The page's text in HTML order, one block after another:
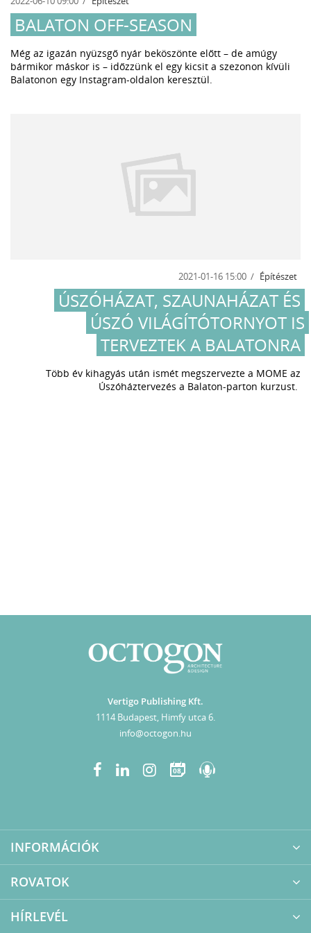
BALATON OFF-SEASON
Még az igazán nyüzsgő nyár beköszönte előtt – de amúgy
bármikor máskor is – időzzünk el egy kicsit a szezonon kívüli
Balatonon egy Instagram-oldalon keresztül.
2021-01-16 15:00 Építészet
ÚSZÓHÁZAT, SZAUNAHÁZAT ÉS
ÚSZÓ VILÁGÍTÓTORNYOT IS
TERVEZTEK A BALATONRA
Több év kihagyás után ismét megszervezte a MOME az
Úszóháztervezés a Balaton-parton kurzust.
Vertigo Publishing Kft.
1114 Budapest, Himfy utca 6.
info@octogon.hu
08
INFORMÁCIÓK
ROVATOK
HÍRLEVÉL